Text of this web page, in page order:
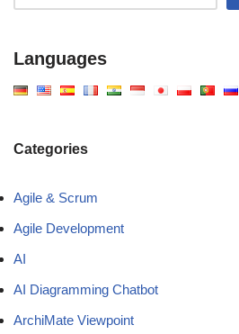
Languages
Categories
Agile & Scrum
Agile Development
AI
AI Diagramming Chatbot
ArchiMate Viewpoint